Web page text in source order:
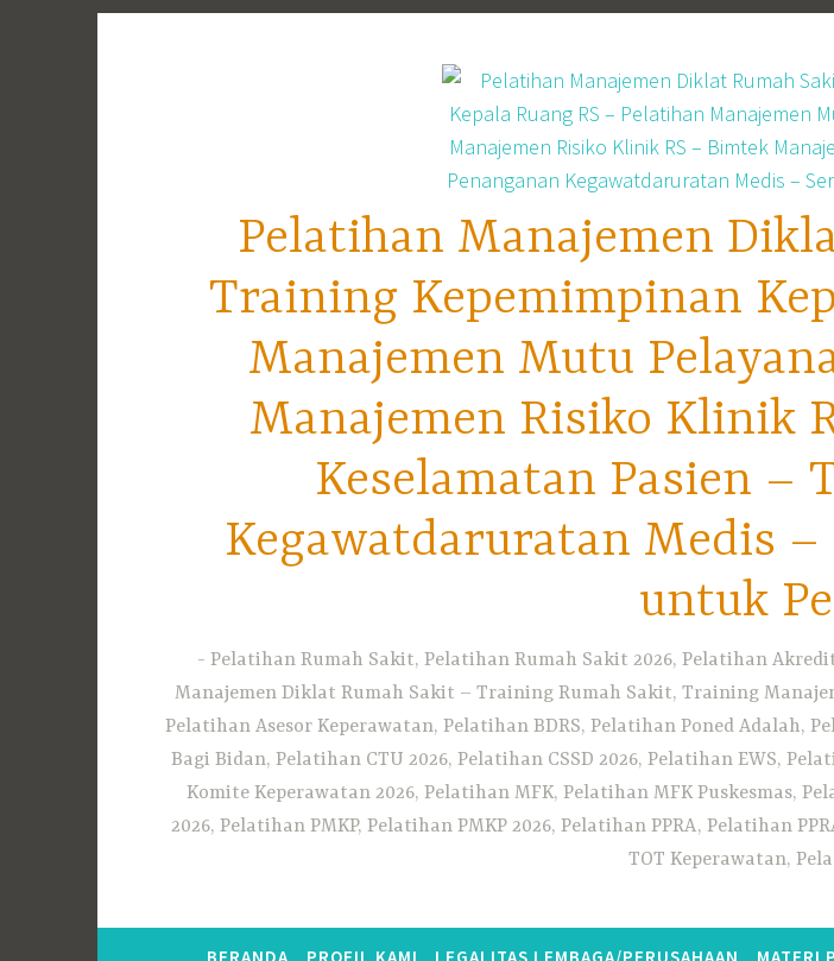
Skip
Pelatihan Manajemen
Training Kepemimpinan
Manajemen Mutu
Manajemen Risiko Klinik
Keselamatan Pasien –
Kegawatdaruratan Medis –
untuk
Pelatihan Rumah Sakit, Pelatihan Rumah Sakit 2026, Pelatihan
Manajemen Diklat Rumah Sakit – Training Rumah Sakit, Training
Pelatihan Asesor Keperawatan, Pelatihan BDRS, Pelatihan Poned Adalah,
Bagi Bidan, Pelatihan CTU 2026, Pelatihan CSSD 2026, Pelatihan EWS,
Komite Keperawatan 2026, Pelatihan MFK, Pelatihan MFK Puskesmas,
2026, Pelatihan PMKP, Pelatihan PMKP 2026, Pelatihan PPRA, Pelatihan
TOT Keperawatan,